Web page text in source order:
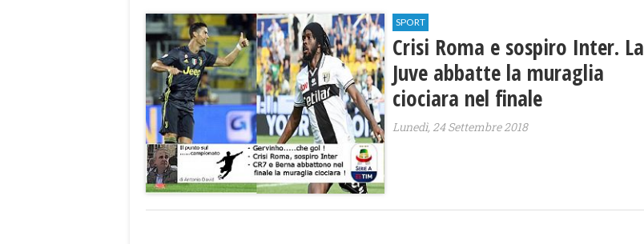
SPORT
Crisi Roma e sospiro Inter. La
Juve abbatte la muraglia
ciociara nel finale
Lunedì, 24 Settembre 2018